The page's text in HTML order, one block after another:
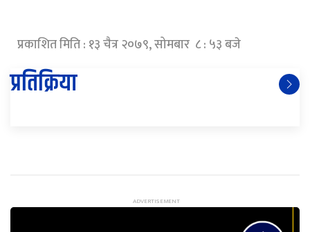
प्रकाशित मिति : १३ चैत्र २०७९, सोमबार ८ : ५३ बजे
प्रतिक्रिया